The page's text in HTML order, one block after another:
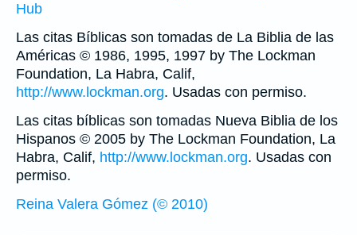
Hub
Las citas Bíblicas son tomadas de La Biblia de las
Américas © 1986, 1995, 1997 by The Lockman
Foundation, La Habra, Calif,
http://www.lockman.org. Usadas con permiso.
Las citas bíblicas son tomadas Nueva Biblia de los
Hispanos © 2005 by The Lockman Foundation, La
Habra, Calif, http://www.lockman.org. Usadas con
permiso.
Reina Valera Gómez (© 2010)